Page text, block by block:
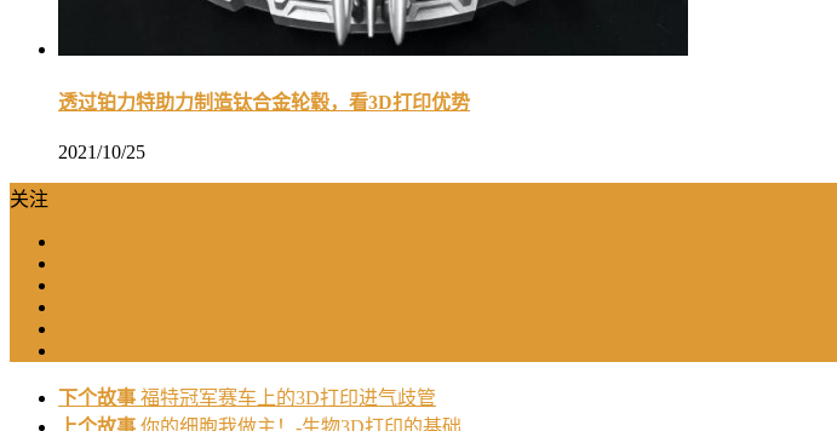
透过铂力特助力制造钛合金轮毂，看3D打印优势
2021/10/25
关注
下个故事 福特冠军赛车上的3D打印进气歧管
上个故事 你的细胞我做主！-生物3D打印的基础